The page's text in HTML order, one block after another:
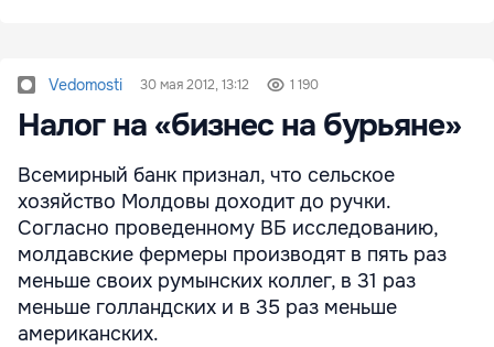
Vedomosti 30 мая 2012, 13:12 1 190
Налог на «бизнес на бурьяне»
Всемирный банк признал, что сельское
хозяйство Молдовы доходит до ручки.
Согласно проведенному ВБ исследованию,
молдавские фермеры производят в пять раз
меньше своих румынских коллег, в 31 раз
меньше голландских и в 35 раз меньше
американских.